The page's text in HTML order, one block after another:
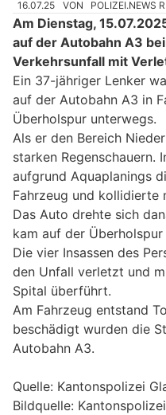
16.07.25 VON POLIZEI.NEWS
Am Dienstag,
auf der Autobahn A3
Verkehrsunfall mit
Ein 37-jähriger Lenker
auf der Autobahn A3 in
Überholspur unterwegs.
Als er den Bereich
starken Regenschauern.
aufgrund Aquaplanings
Fahrzeug und kollidierte
Das Auto drehte sich
kam auf der
Die vier Insassen des
den Unfall verletzt und
Spital überführt.
Am Fahrzeug entstand
beschädigt wurden die
Autobahn A3.
Quelle: Kantonspolizei
Bildquelle: